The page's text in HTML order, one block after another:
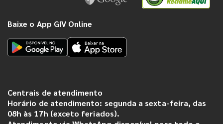
Baixe o App GIV Online
Centrais de atendimento
Horário de atendimento: segunda a sexta-feira, das
08h às 17h (exceto feriados).